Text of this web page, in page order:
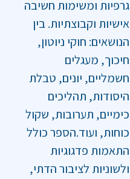
גרפיות ומשימות חשיבה
אישיות וקבוצתיות. בין
הנושאים: חוקי ניוטון,
חיכוך, מעגלים
חשמליים, יונים, טבלת
היסודות, תהליכים
כימיים, תערובות, שקול
כוחות, ועוד.הספר כולל
התאמות פדגוגיות
ולשוניות לציבור הדתי,